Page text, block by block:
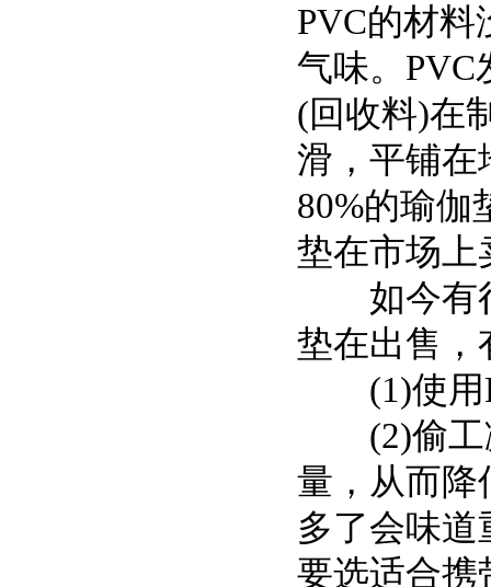
PVC的材
气味。PVC
(回收料)在
滑，平铺在
80%的瑜伽
垫在市场上
如今有很
垫在出售，
(1)使用
(2)偷工减
量，从而降
多了会味
要选适合携